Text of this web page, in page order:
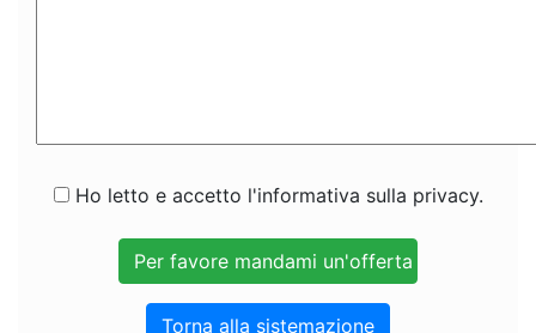
Ho letto e accetto l'informativa sulla privacy.
Torna alla sistemazione